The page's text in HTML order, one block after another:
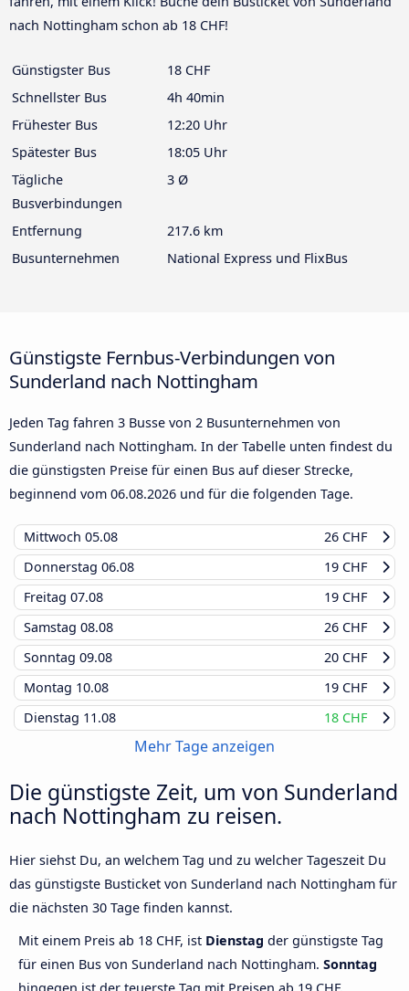
nach Nottingham schon ab 18 CHF!
Günstigster Bus
18 CHF
Schnellster Bus
4h 40min
Frühester Bus
12:20 Uhr
Spätester Bus
18:05 Uhr
Tägliche
Busverbindungen
3 Ø
Entfernung
217.6 km
Busunternehmen
National Express und FlixBus
Günstigste Fernbus-Verbindungen von
Sunderland nach Nottingham
Jeden Tag fahren 3 Busse von 2 Busunternehmen von
Sunderland nach Nottingham. In der Tabelle unten findest du
die günstigsten Preise für einen Bus auf dieser Strecke,
beginnend vom 06.08.2026 und für die folgenden Tage.
Mittwoch 05.08
26 CHF
Donnerstag 06.08
19 CHF
Freitag 07.08
19 CHF
Samstag 08.08
26 CHF
Sonntag 09.08
20 CHF
Montag 10.08
19 CHF
Dienstag 11.08 18 CHF
Mehr Tage anzeigen
Die günstigste Zeit, um von Sunderland
nach Nottingham zu reisen.
Hier siehst Du, an welchem Tag und zu welcher Tageszeit Du
das günstigste Busticket von Sunderland nach Nottingham für
die nächsten 30 Tage finden kannst.
Mit einem Preis ab 18 CHF, ist Dienstag der günstigste Tag
für einen Bus von Sunderland nach Nottingham. Sonntag